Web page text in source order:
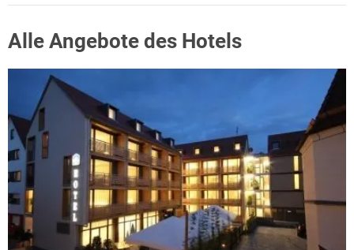
Alle Angebote des Hotels